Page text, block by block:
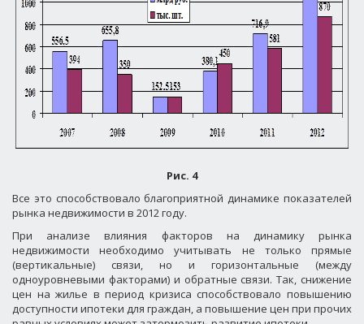
Рис. 4
Все это способствовало благоприятной динамике показателей
рынка недвижимости в 2012 году.
При анализе влияния факторов на динамику рынка
недвижимости необходимо учитывать не только прямые
(вертикальные) связи, но и горизонтальные (между
одноуровневыми факторами) и обратные связи. Так, снижение
цен на жилье в период кризиса способствовало повышению
доступности ипотеки для граждан, а повышение цен при прочих